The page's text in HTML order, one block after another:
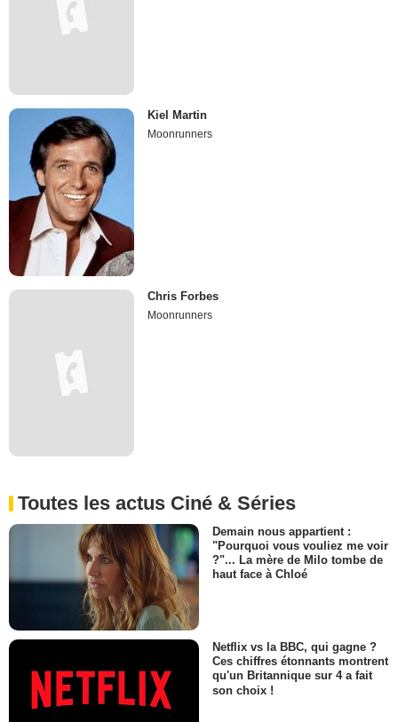
Kiel Martin
Moonrunners
Chris Forbes
Moonrunners
Toutes les actus Ciné & Séries
Demain nous appartient :
"Pourquoi vous vouliez me voir
?"... La mère de Milo tombe de
haut face à Chloé
Netflix vs la BBC, qui gagne ?
Ces chiffres étonnants montrent
qu'un Britannique sur 4 a fait
son choix !